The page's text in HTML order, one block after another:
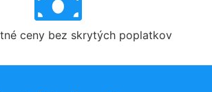
ceny bez skrytých poplatkov